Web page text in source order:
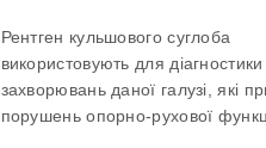
Рентген кульшового суглоба
використовують для діагностики
захворювань даної галузі, які
порушень опорно-рухової